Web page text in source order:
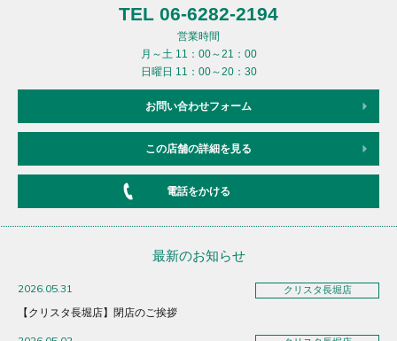
TEL 06-6282-2194
営業時間
月～土 11：00～21：00
日曜日 11：00～20：30
お問い合わせフォーム
この店舗の詳細を見る
電話をかける
最新のお知らせ
2026.05.31 クリスタ長堀店
【クリスタ長堀店】閉店のご挨拶